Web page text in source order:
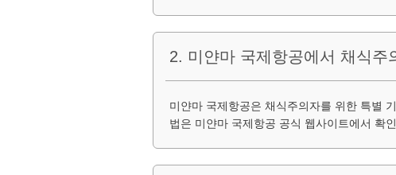
2. 미얀마 국제항공에서 채식
미얀마 국제항공은 채식주의자를 위한 특별
법은 미얀마 국제항공 공식 웹사이트에서 확